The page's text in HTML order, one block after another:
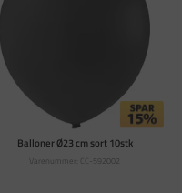
Balloner Ø23 cm sort 10stk
Varenummer: CC-592002